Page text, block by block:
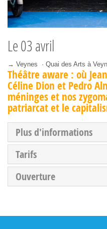
Le03 avril
→ Veynes · Quai des Arts à
Théâtre aware : où
Céline Dion et Pedro
méninges et nos
patriarcat et le
Plus d'informations
Tarifs
Ouverture